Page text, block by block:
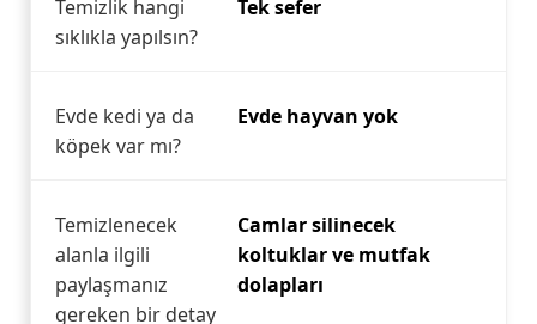
Temizlik hangi
sıklıkla yapılsın?
Tek sefer
Evde kedi ya da
köpek var mı?
Evde hayvan yok
Temizlenecek
alanla ilgili
paylaşmanız
gereken bir detay
Camlar silinecek
koltuklar ve mutfak
dolapları